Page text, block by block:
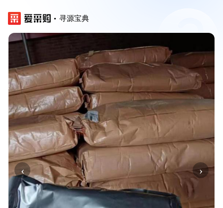
寻源宝典
‹ ›